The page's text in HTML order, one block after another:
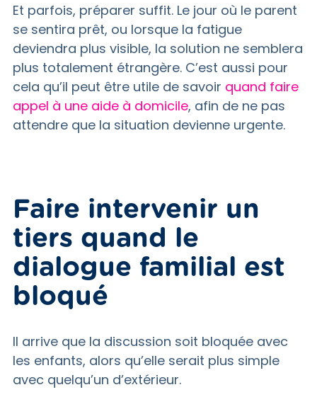
Et parfois, préparer suffit. Le jour où le parent
se sentira prêt, ou lorsque la fatigue
deviendra plus visible, la solution ne semblera
plus totalement étrangère. C’est aussi pour
cela qu’il peut être utile de savoir quand faire
appel à une aide à domicile, afin de ne pas
attendre que la situation devienne urgente.
Faire intervenir un
tiers quand le
dialogue familial est
bloqué
Il arrive que la discussion soit bloquée avec
les enfants, alors qu’elle serait plus simple
avec quelqu’un d’extérieur.